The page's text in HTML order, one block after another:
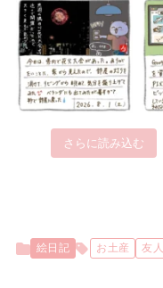
さらに読み込む
絵日記 お土産 友人